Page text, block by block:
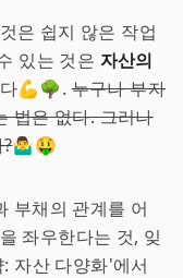
은 쉽지 않은 작업
있는 것은 자산의
다💪🌳.누구나 부자
법은 없다. 그러나
🤷‍♂️🤑
부채의 관계를 어
을 좌우한다는 것, 잊
자산 다양화'에서